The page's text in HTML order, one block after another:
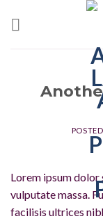
Lorem ipsum
vulputate massa.
facilisis ultrices